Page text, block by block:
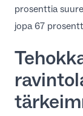
prosenttia
jopa 67